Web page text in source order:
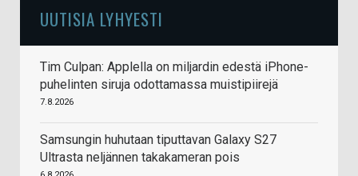
UUTISIA LYHYESTI
Tim Culpan: Applella on miljardin edestä iPhone-
puhelinten siruja odottamassa muistipiirejä
7.8.2026
Samsungin huhutaan tiputtavan Galaxy S27
Ultrasta neljännen takakameran pois